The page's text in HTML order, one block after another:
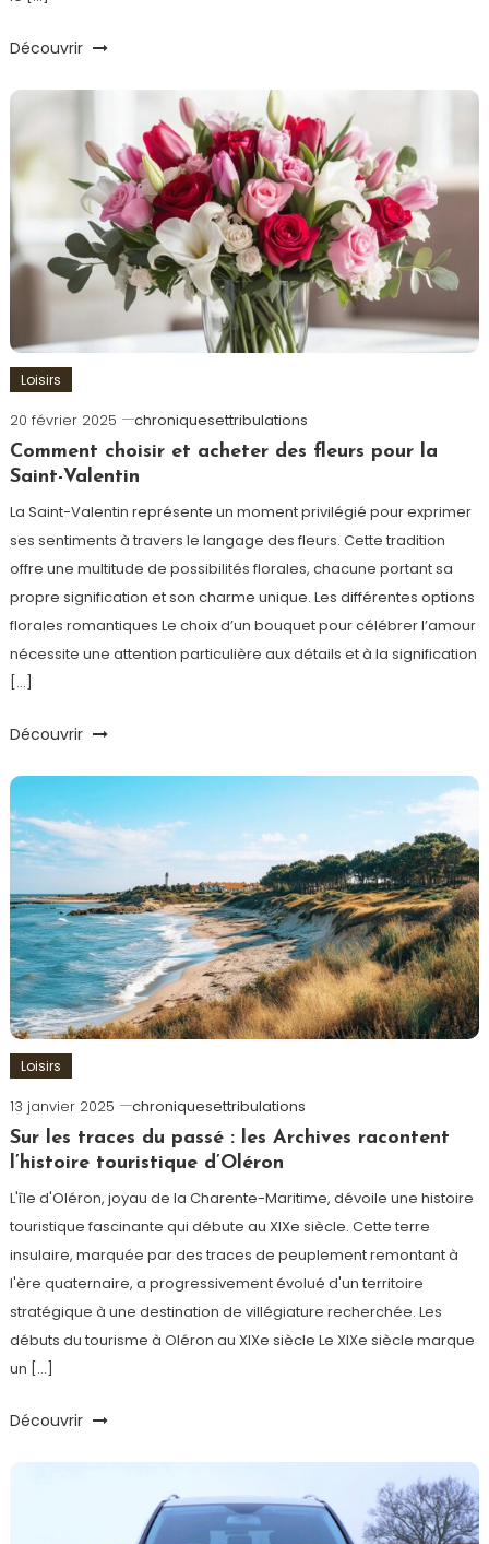
Découvrir
Loisirs
20 février 2025
chroniquesettribulations
Comment choisir et acheter des fleurs pour la
Saint-Valentin
La Saint-Valentin représente un moment privilégié pour exprimer
ses sentiments à travers le langage des fleurs. Cette tradition
offre une multitude de possibilités florales, chacune portant sa
propre signification et son charme unique. Les différentes options
florales romantiques Le choix d’un bouquet pour célébrer l’amour
nécessite une attention particulière aux détails et à la signification
[…]
Découvrir
Loisirs
13 janvier 2025
chroniquesettribulations
Sur les traces du passé : les Archives racontent
l’histoire touristique d’Oléron
L'île d'Oléron, joyau de la Charente-Maritime, dévoile une histoire
touristique fascinante qui débute au XIXe siècle. Cette terre
insulaire, marquée par des traces de peuplement remontant à
l'ère quaternaire, a progressivement évolué d'un territoire
stratégique à une destination de villégiature recherchée. Les
débuts du tourisme à Oléron au XIXe siècle Le XIXe siècle marque
un […]
Découvrir